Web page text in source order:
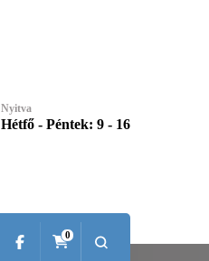
Nyitva
Hétfő - Péntek: 9 - 16
0